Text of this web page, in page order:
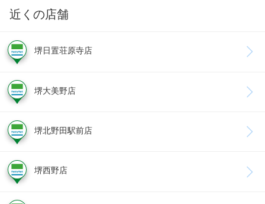
近くの店舗
堺日置荘原寺店
堺大美野店
堺北野田駅前店
堺西野店